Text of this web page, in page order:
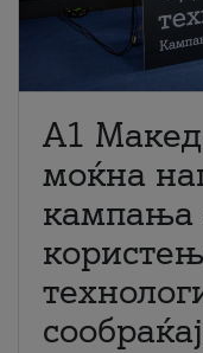
A1
моќна
кампања